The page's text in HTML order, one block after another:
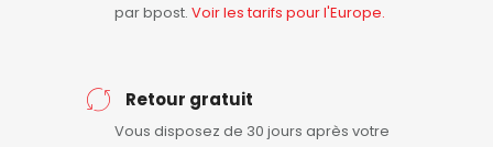
par bpost. Voir les tarifs pour l'Europe.
Retour gratuit
Vous disposez de 30 jours après votre